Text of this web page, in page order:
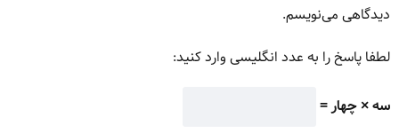
دیدگاهی می‌نویسم.
لطفا پاسخ را به عدد انگلیسی وارد کنید:
سه × چهار =